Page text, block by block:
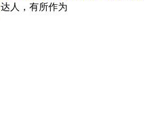
达人，有所作为